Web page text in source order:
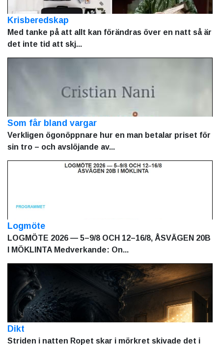
Krisberedskap
Med tanke på att allt kan förändras över en natt så är
det inte tid att skj...
Som får bland vargar
Verkligen ögonöppnare hur en man betalar priset för
sin tro – och avslöjande av...
Logmöte
LOGMÖTE 2026 — 5–9/8 OCH 12–16/8, ÅSVÄGEN 20B
I MÖKLINTA Medverkande: On...
Dikt
Striden i natten Ropet skar i mörkret skivade det i